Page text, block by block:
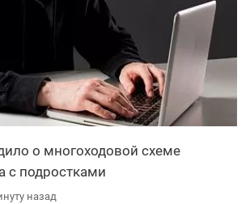
о многоходовой схеме
с подростками
назад